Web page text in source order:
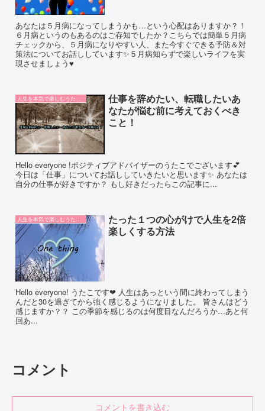
あなたは５月病になってしまうかも…という心配はありますか？！
６月病というのもあるのはご存知でしたか？こちらでは簡単５月病
チェックから、５月病になりやすい人、また今すぐできる予防＆対
策法についてお話ししています✨５月病知らずで楽しいライフを実
現させましょう♥
仕事を辞めたい、転職したいあ
なたが悩む前に考えておくべき
こと！
Hello everyone !ポジティブアドバイザーのうたこでございます💕
今日は「仕事」についてお話ししていきたいと思います✨ あなたは
自分の仕事が好きですか？ もし好きだったらこの記事に...
たった１つの心がけで人生を2倍
楽しくする方法
Hello everyone! うたこです❤ 人生はあっという間に終わってしまう
んだと30を過ぎてから強く感じるようになりました。 皆さんはどう
感じますか？？ この季節を感じるのは何度目なんだろうか…あと何
回あ...
コメント
コメントを書き込む